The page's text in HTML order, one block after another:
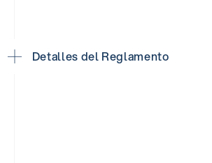
Detalles del Reglamento